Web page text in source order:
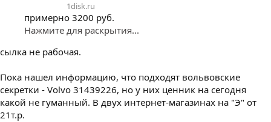
1disk.ru
примерно 3200 руб.
Нажмите для раскрытия...
сылка не рабочая.
Пока нашел информацию, что подходят вольвовские
секретки - Volvo 31439226, но у них ценник на сегодня
какой не гуманный. В двух интернет-магазинах на "Э" от
21т.р.